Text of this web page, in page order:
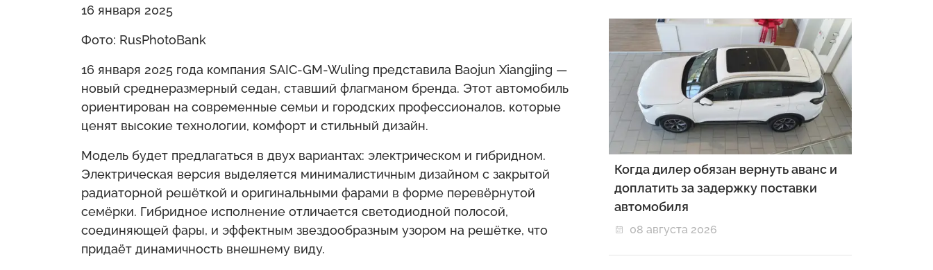
16 января 2025
Фото: RusPhotoBank
16 января 2025 года компания SAIC-GM-Wuling представила Baojun Xiangjing —
новый среднеразмерный седан, ставший флагманом бренда. Этот автомобиль
ориентирован на современные семьи и городских профессионалов, которые
ценят высокие технологии, комфорт и стильный дизайн.
Модель будет предлагаться в двух вариантах: электрическом и гибридном.
Электрическая версия выделяется минималистичным дизайном с закрытой
радиаторной решёткой и оригинальными фарами в форме перевёрнутой
семёрки. Гибридное исполнение отличается светодиодной полосой,
соединяющей фары, и эффектным звездообразным узором на решётке, что
придаёт динамичность внешнему виду.
Когда дилер обязан вернуть аванс и
доплатить за задержку поставки
автомобиля
08 августа 2026